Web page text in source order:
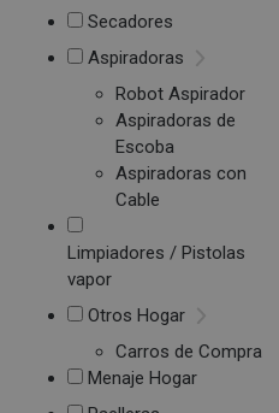
Secadores
Aspiradoras
Robot Aspirador
Aspiradoras de
Escoba
Aspiradoras con
Cable
Limpiadores / Pistolas
vapor
Otros Hogar
Carros de Compra
Menaje Hogar